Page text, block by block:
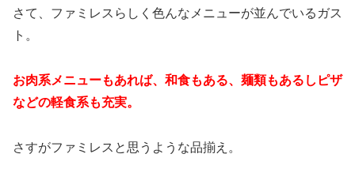
さて、ファミレスらしく色んなメニューが並んでいるガス
ト。
お肉系メニューもあれば、和食もある、麺類もあるしピザ
などの軽食系も充実。
さすがファミレスと思うような品揃え。